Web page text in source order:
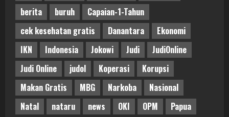
berita
buruh
Capaian-1-Tahun
cek kesehatan gratis
Danantara
Ekonomi
IKN
Indonesia Jokowi Judi
JudiOnline
Judi Online
judol Koperasi
Korupsi
Makan Gratis
MBG Narkoba
Nasional
Natal
nataru news OKI OPM Papua